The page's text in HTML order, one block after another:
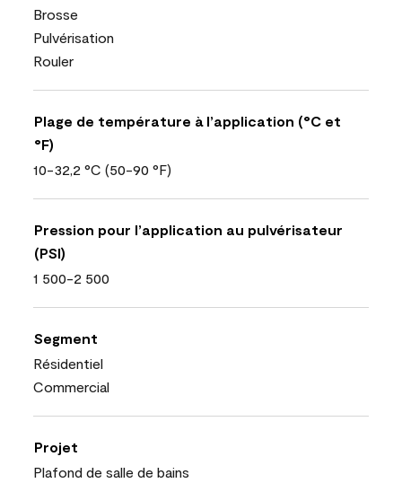
Brosse
Pulvérisation
Rouler
Plage de température à l’application (°C et
°F)
10-32,2 °C (50-90 °F)
Pression pour l’application au pulvérisateur
(PSI)
1 500-2 500
Segment
Résidentiel
Commercial
Projet
Plafond de salle de bains